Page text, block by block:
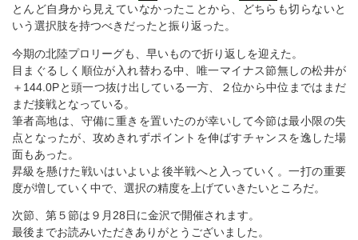
とんど自身から見えていなかったことから、どちらも切らないと
いう選択肢を持つべきだったと振り返った。
今期の北陸プロリーグも、早いもので折り返しを迎えた。
目まぐるしく順位が入れ替わる中、唯一マイナス節無しの松井が
＋144.0Pと頭一つ抜け出している一方、２位から中位まではまだ
まだ接戦となっている。
筆者高地は、守備に重きを置いたのが幸いして今節は最小限の失
点となったが、攻めきれずポイントを伸ばすチャンスを逸した場
面もあった。
昇級を懸けた戦いはいよいよ後半戦へと入っていく。一打の重要
度が増していく中で、選択の精度を上げていきたいところだ。
次節、第５節は９月28日に金沢で開催されます。
最後までお読みいただきありがとうございました。